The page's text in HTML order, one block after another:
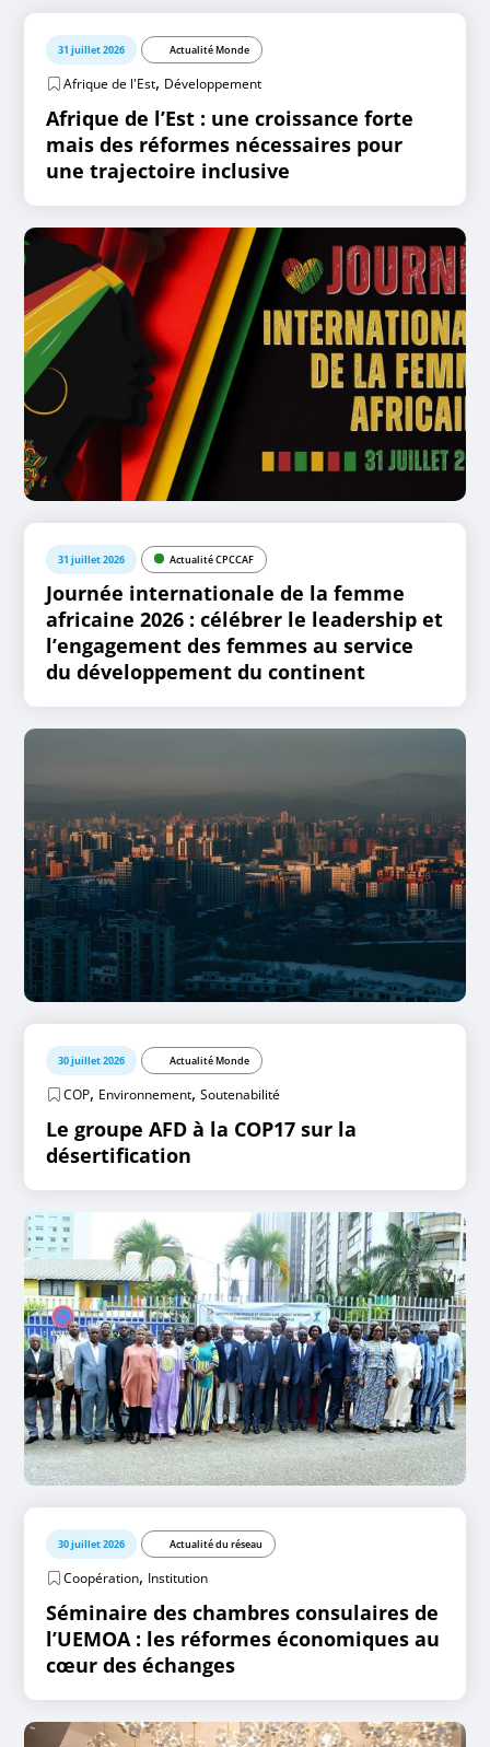
31 juillet 2026 Actualité Monde
Afrique de l'Est, Développement
Afrique de l’Est : une croissance forte
mais des réformes nécessaires pour
une trajectoire inclusive
31 juillet 2026 Actualité CPCCAF
Journée internationale de la femme
africaine 2026 : célébrer le leadership et
l’engagement des femmes au service
du développement du continent
30 juillet 2026 Actualité Monde
COP, Environnement,Soutenabilité
Le groupe AFD à la COP17 sur la
désertification
30 juillet 2026 Actualité du réseau
Coopération, Institution
Séminaire des chambres consulaires de
l’UEMOA : les réformes économiques au
cœur des échanges